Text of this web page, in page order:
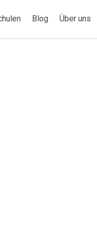
Blog Über uns